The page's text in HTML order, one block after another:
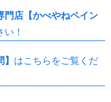
門店【かべやねペイン
！
はこちらをご覧くだ